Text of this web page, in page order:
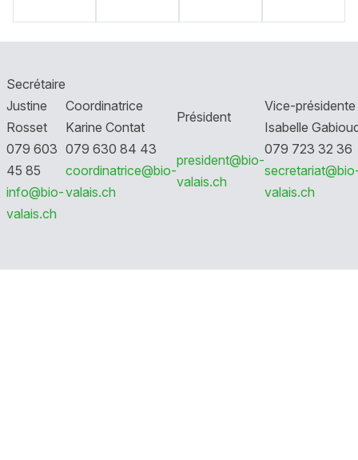
Secrétaire
Justine
Rosset
079 603
45 85
info@bio-
valais.ch
Coordinatrice
Karine Contat
079 630 84 43
coordinatrice@bio-
valais.ch
Président
president@bio-
valais.ch
Vice-présidente
Isabelle
079 723 32 36
valais.ch